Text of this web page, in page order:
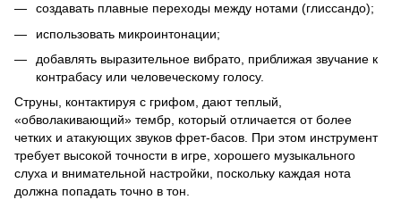
создавать плавные переходы между нотами (глиссандо);
использовать микроинтонации;
добавлять выразительное вибрато, приближая звучание к
контрабасу или человеческому голосу.
Струны, контактируя с грифом, дают теплый,
«обволакивающий» тембр, который отличается от более
четких и атакующих звуков фрет-басов. При этом инструмент
требует высокой точности в игре, хорошего музыкального
слуха и внимательной настройки, поскольку каждая нота
должна попадать точно в тон.